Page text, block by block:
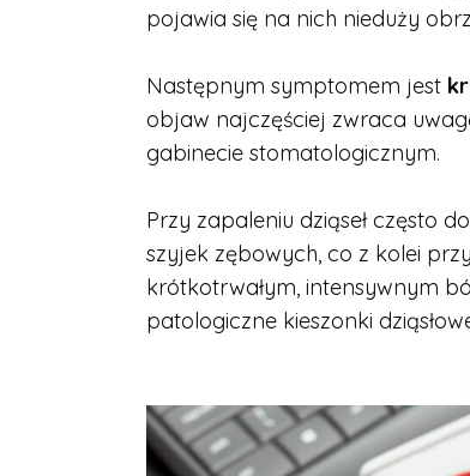
pojawia się na nich nieduży
Następnym symptomem jest
objaw najczęściej zwraca
gabinecie stomatologicznym.
Przy zapaleniu dziąseł często
szyjek zębowych, co z kolei
krótkotrwałym, intensywnym
patologiczne kieszonki